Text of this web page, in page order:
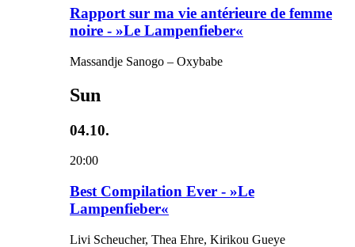
Rapport sur ma vie antérieure de femme
noire - »Le Lampenfieber«
Massandje Sanogo – Oxybabe
Sun
04.10.
20:00
Best Compilation Ever - »Le
Lampenfieber«
Livi Scheucher, Thea Ehre, Kirikou Gueye